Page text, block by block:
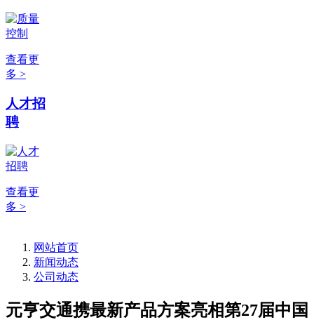
查看更
多 >
人才招
聘
查看更
多 >
网站首页
新闻动态
公司动态
元亨交通携最新产品方案亮相第27届中国